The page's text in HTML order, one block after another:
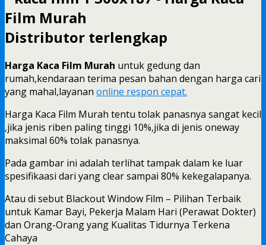
Distributor terlengkap
Harga Kaca Film Murah untuk gedung dan
rumah,kendaraan terima pesan bahan dengan harga cari
yang mahal,layanan online respon cepat.
Harga Kaca Film Murah tentu tolak panasnya sangat kecil
,jika jenis riben paling tinggi 10%,jika di jenis oneway
maksimal 60% tolak panasnya.
Pada gambar ini adalah terlihat tampak dalam ke luar
spesifikaasi dari yang clear sampai 80% kekegalapanya.
Atau di sebut Blackout Window Film – Pilihan Terbaik
untuk Kamar Bayi, Pekerja Malam Hari (Perawat Dokter)
dan Orang-Orang yang Kualitas Tidurnya Terkena
Cahaya